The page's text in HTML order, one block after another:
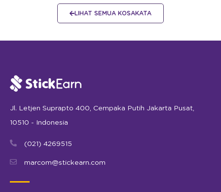
LIHAT SEMUA KOSAKATA
Jl. Letjen Suprapto 400, Cempaka Putih Jakarta Pusat,
10510 - Indonesia
(021) 4269515
marcom@stickearn.com